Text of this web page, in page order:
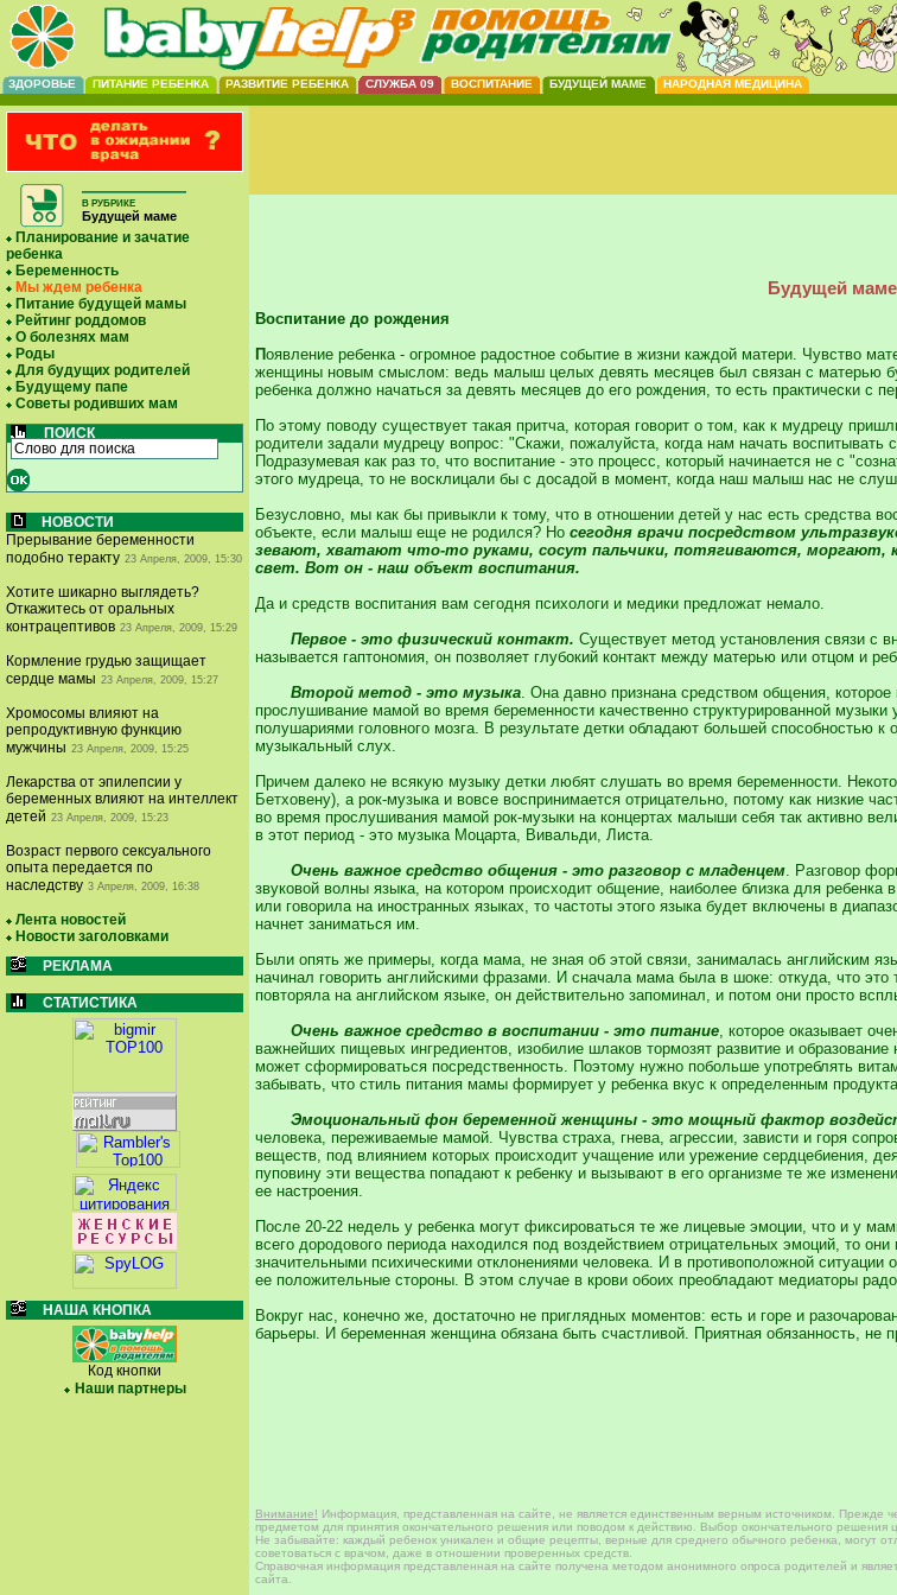
ЗДОРОВЬЕ ПИТАНИЕ РЕБЕНКА РАЗВИТИЕ РЕБЕНКА СЛУЖБА 09 ВОСПИТАНИЕ БУДУЩЕЙ МАМЕ НАРОДНАЯ МЕДИЦИНА
В РУБРИКЕ
Будущей маме
Планирование и зачатие
ребенка
Беременность
Мы ждем ребенка
Питание будущей мамы
Рейтинг роддомов
О болезнях мам
Роды
Для будущих родителей
Будущему папе
Советы родивших мам
ПОИСК
НОВОСТИ
Прерывание беременности
подобно теракту 23 Апреля, 2009, 15:30
Хотите шикарно выглядеть?
Откажитесь от оральных
контрацептивов 23 Апреля, 2009, 15:29
Кормление грудью защищает
сердце мамы 23 Апреля, 2009, 15:27
Хромосомы влияют на
репродуктивную функцию
мужчины 23 Апреля, 2009, 15:25
Лекарства от эпилепсии у
беременных влияют на интеллект
детей 23 Апреля, 2009, 15:23
Возраст первого сексуального
опыта передается по
наследству 3 Апреля, 2009, 16:38
Лента новостей
Новости заголовками
РЕКЛАМА
СТАТИСТИКА
НАША КНОПКА
Код кнопки
Наши партнеры
Будущей
Воспитание до рождения
Появление ребенка - огромное радостное событие в жизни каждой матери. Чувство
женщины новым смыслом: ведь малыш целых девять месяцев был связан с матерью
ребенка должно начаться за девять месяцев до его рождения, то есть практически с
По этому поводу существует такая притча, которая говорит о том, как к мудрецу
родители задали мудрецу вопрос: "Скажи, пожалуйста, когда нам начать
Подразумевая как раз то, что воспитание - это процесс, который начинается не с
этого мудреца, то не восклицали бы с досадой в момент, когда наш малыш нас не
Безусловно, мы как бы привыкли к тому, что в отношении детей у нас есть средства
объекте, если малыш еще не родился? Но сегодня врачи посредством
зевают, хватают что-то руками, сосут пальчики, потягиваются, моргают,
свет. Вот он - наш объект воспитания.
Да и средств воспитания вам сегодня психологи и медики предложат немало.
Первое - это физический контакт. Существует метод установления связи с
называется гаптономия, он позволяет глубокий контакт между матерью или отцом и
Второй метод - это музыка. Она давно признана средством общения,
прослушивание мамой во время беременности качественно структурированной
полушариями головного мозга. В результате детки обладают большей способностью
музыкальный слух.
Причем далеко не всякую музыку детки любят слушать во время беременности.
Бетховену), а рок-музыка и вовсе воспринимается отрицательно, потому как низкие
во время прослушивания мамой рок-музыки на концертах малыши себя так активно
в этот период - это музыка Моцарта, Вивальди, Листа.
Очень важное средство общения - это разговор с младенцем. Разговор
звуковой волны языка, на котором происходит общение, наиболее близка для
или говорила на иностранных языках, то частоты этого языка будет включены в
начнет заниматься им.
Были опять же примеры, когда мама, не зная об этой связи, занималась английским
начинал говорить английскими фразами. И сначала мама была в шоке: откуда, что
повторяла на английском языке, он действительно запоминал, и потом они просто
Очень важное средство в воспитании - это питание, которое оказывает
важнейших пищевых ингредиентов, изобилие шлаков тормозят развитие и
может сформироваться посредственность. Поэтому нужно побольше употреблять
забывать, что стиль питания мамы формирует у ребенка вкус к определенным
Эмоциональный фон беременной женщины - это мощный фактор
человека, переживаемые мамой. Чувства страха, гнева, агрессии, зависти и горя
веществ, под влиянием которых происходит учащение или урежение сердцебиения,
пуповину эти вещества попадают к ребенку и вызывают в его организме те же
ее настроения.
После 20-22 недель у ребенка могут фиксироваться те же лицевые эмоции, что и у
всего дородового периода находился под воздействием отрицательных эмоций, то
значительными психическими отклонениями человека. И в противоположной
ее положительные стороны. В этом случае в крови обоих преобладают медиаторы
Вокруг нас, конечно же, достаточно не приглядных моментов: есть и горе и
барьеры. И беременная женщина обязана быть счастливой. Приятная обязанность, не
Внимание! Информация, представленная на сайте, не является единственным верным источником. Прежде
предметом для принятия окончательного решения или поводом к действию. Выбор окончательного решения
Не забывайте: каждый ребенок уникален и общие рецепты, верные для среднего обычного ребенка, могут
советоваться с врачом, даже в отношении проверенных средств.
Справочная информация представленная на сайте получена методом анонимного опроса родителей и
сайта.